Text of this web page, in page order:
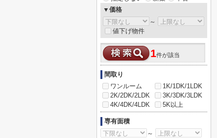
▼価格
～
値下げ物件
1件が該当
間取り
ワンルーム
1K/1DK/1LDK
2K/2DK/2LDK
3K/3DK/3LDK
4K/4DK/4LDK
5K以上
専有面積
～